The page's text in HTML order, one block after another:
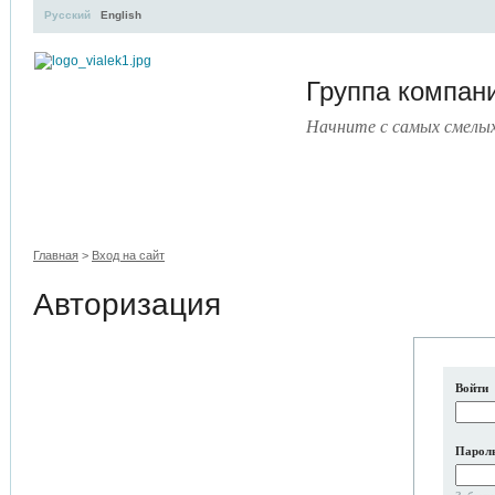
Группа
Начните с самых
Русский English
Главная > Вход на сайт
Авторизация
Войти